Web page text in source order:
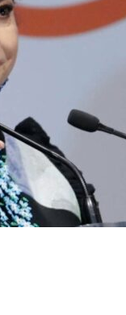
César Jáuregui la